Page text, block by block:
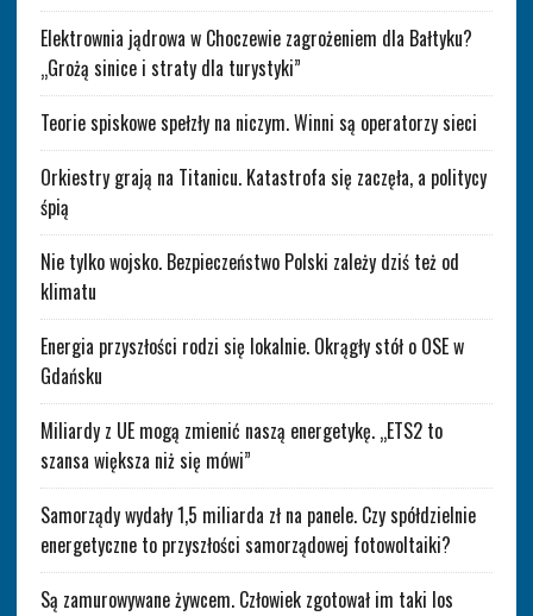
Elektrownia jądrowa w Choczewie zagrożeniem dla Bałtyku?
„Grożą sinice i straty dla turystyki”
Teorie spiskowe spełzły na niczym. Winni są operatorzy sieci
Orkiestry grają na Titanicu. Katastrofa się zaczęła, a politycy
śpią
Nie tylko wojsko. Bezpieczeństwo Polski zależy dziś też od
klimatu
Energia przyszłości rodzi się lokalnie. Okrągły stół o OSE w
Gdańsku
Miliardy z UE mogą zmienić naszą energetykę. „ETS2 to
szansa większa niż się mówi”
Samorządy wydały 1,5 miliarda zł na panele. Czy spółdzielnie
energetyczne to przyszłości samorządowej fotowoltaiki?
Są zamurowywane żywcem. Człowiek zgotował im taki los